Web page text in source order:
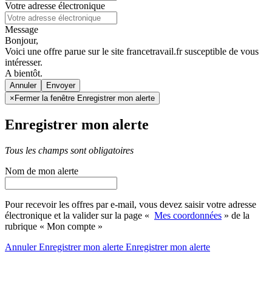
Votre adresse électronique
Message
Bonjour,
Voici une offre parue sur le site francetravail.fr susceptible de vous
intéresser.
A bientôt.
Annuler
× Fermer la fenêtre Enregistrer mon alerte
Enregistrer mon alerte
Tous les champs sont obligatoires
Nom de mon alerte
Pour recevoir les offres par e-mail, vous devez saisir votre adresse
électronique et la valider sur la page « Mes coordonnées » de la
rubrique « Mon compte »
AnnulerEnregistrer mon alerte Enregistrermon alerte